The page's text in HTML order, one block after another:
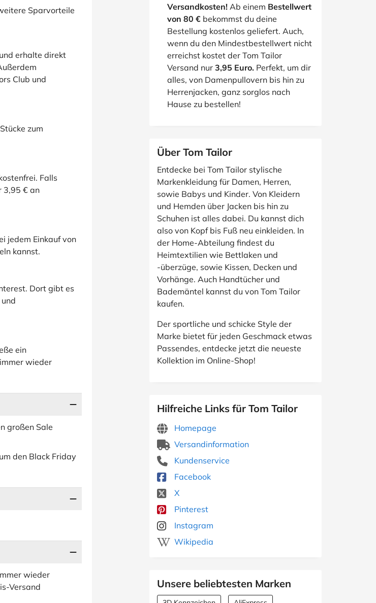
Versandkosten! Ab einem Bestellwert
von 80 € bekommst du deine
Bestellung kostenlos geliefert. Auch,
wenn du den Mindestbestellwert nicht
erreichst kostet der Tom Tailor
Versand nur 3,95 Euro. Perfekt, um dir
alles, von Damenpullovern bis hin zu
Herrenjacken, ganz sorglos nach
Hause zu bestellen!
Über Tom Tailor
Entdecke bei Tom Tailor stylische
Markenkleidung für Damen, Herren,
sowie Babys und Kinder. Von Kleidern
und Hemden über Jacken bis hin zu
Schuhen ist alles dabei. Du kannst dich
also von Kopf bis Fuß neu einkleiden. In
der Home-Abteilung findest du
Heimtextilien wie Bettlaken und
-überzüge, sowie Kissen, Decken und
Vorhänge. Auch Handtücher und
Bademäntel kannst du von Tom Tailor
kaufen.
Der sportliche und schicke Style der
Marke bietet für jeden Geschmack etwas
Passendes, entdecke jetzt die neueste
Kollektion im Online-Shop!
Hilfreiche Links für Tom Tailor
Homepage
Versandinformation
Kundenservice
Facebook
X
Pinterest
Instagram
Wikipedia
Unsere beliebtesten Marken
Sparvorteile
erhalte direkt
Club und
zum
Falls
3,95 € an
jedem Einkauf von
kannst.
Dort gibt es
ein
wieder
großen Sale
den Black Friday
wieder
Versand